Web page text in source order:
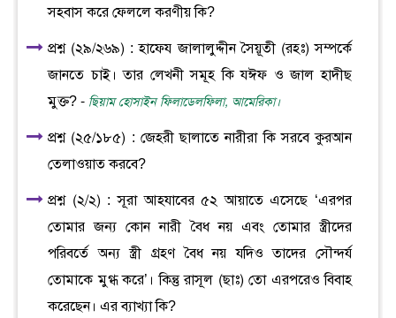
সহবাস করে ফেললে করণীয় কি?
প্রশ্ন (২৯/২৬৯) : হাফেয জালালুদ্দীন সৈয়ূতী (রহঃ) সম্পর্কে
জানতে চাই। তার লেখনী সমূহ কি যঈফ ও জাল হাদীছ
মুক্ত? - ছিয়াম হোসাইন ফিলাডেলফিলা, আমেরিকা।
প্রশ্ন (২৫/১৮৫) : জেহরী ছালাতে নারীরা কি সরবে কুরআন
তেলাওয়াত করবে?
প্রশ্ন (২/২) : সূরা আহযাবের ৫২ আয়াতে এসেছে ‘এরপর
তোমার জন্য কোন নারী বৈধ নয় এবং তোমার স্ত্রীদের
পরিবর্তে অন্য স্ত্রী গ্রহণ বৈধ নয় যদিও তাদের সৌন্দর্য
তোমাকে মুগ্ধ করে’। কিন্তু রাসূল (ছাঃ) তো এরপরেও বিবাহ
করেছেন। এর ব্যাখ্যা কি?